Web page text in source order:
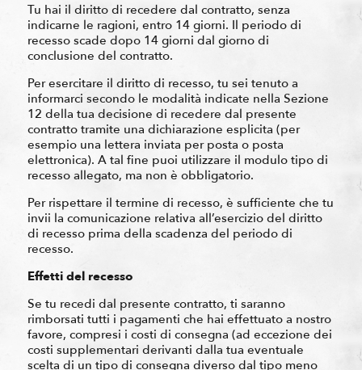
Tu hai il diritto di recedere dal contratto, senza
indicarne le ragioni, entro 14 giorni. Il periodo di
recesso scade dopo 14 giorni dal giorno di
conclusione del contratto.
Per esercitare il diritto di recesso, tu sei tenuto a
informarci secondo le modalità indicate nella Sezione
12 della tua decisione di recedere dal presente
contratto tramite una dichiarazione esplicita (per
esempio una lettera inviata per posta o posta
elettronica). A tal fine puoi utilizzare il modulo tipo di
recesso allegato, ma non è obbligatorio.
Per rispettare il termine di recesso, è sufficiente che tu
invii la comunicazione relativa all’esercizio del diritto
di recesso prima della scadenza del periodo di
recesso.
Effetti del recesso
Se tu recedi dal presente contratto, ti saranno
rimborsati tutti i pagamenti che hai effettuato a nostro
favore, compresi i costi di consegna (ad eccezione dei
costi supplementari derivanti dalla tua eventuale
scelta di un tipo di consegna diverso dal tipo meno